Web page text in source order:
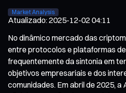
Market Analysis
Atualizado:2025-12-02 04:11
No dinâmico mercado das
entre protocolos e plataformas
frequentemente da sintonia em
objetivos empresariais e dos
comunidades. Em abril de 2025,